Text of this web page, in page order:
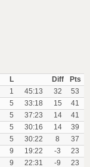
L Diff
Pts
1 45:13 32
53
5 33:18 15
41
5 37:23 14
41
5 30:16 14
39
5 30:22 8
37
9 19:22 -3
23
9 22:31 -9
23